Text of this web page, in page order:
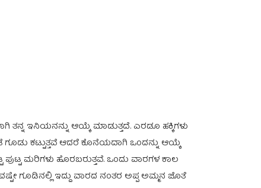
ತನ್ನ ಇನಿಯನನ್ನು ಆಯ್ಕೆ ಮಾಡುತ್ತದೆ. ಎರಡೂ ಹಕ್ಕಿಗಳು
ಗೂಡು ಕಟ್ಟುತ್ತವೆ ಆದರೆ ಕೊನೆಯದಾಗಿ ಒಂದನ್ನು ಆಯ್ಕೆ
ಮರಿಗಳು ಹೊರಬರುತ್ತವೆ. ಒಂದು ವಾರಗಳ ಕಾಲ
ಗೂಡಿನಲ್ಲಿ ಇದ್ದು ವಾರದ ನಂತರ ಅಪ್ಪ ಅಮ್ಮನ ಜೊತೆ